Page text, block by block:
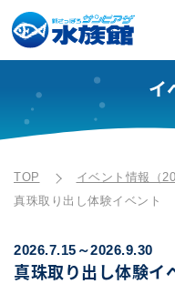
イ
TOP
イベント情報（
真珠取り出し体験イベント
2026.7.15～2026.9.30
真珠取り出し体験イ